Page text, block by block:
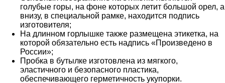
голубые горы, на фоне которых летит большой орел, а
внизу, в специальной рамке, находится подпись
изготовителя;
На длинном горлышке также размещена этикетка, на
которой обязательно есть надпись «Произведено в
России»;
Пробка в бутылке изготовлена из мягкого,
эластичного и безопасного пластика,
обеспечивающего герметичность укупорки.